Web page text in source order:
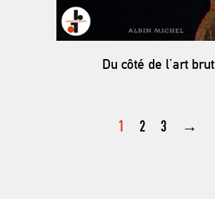
Du côté de l’art brut
1 2 3 →